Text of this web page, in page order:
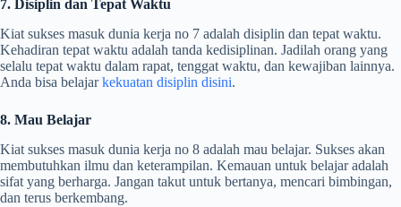
7. Disiplin dan Tepat Waktu
Kiat sukses masuk dunia kerja no 7 adalah disiplin dan tepat waktu.
Kehadiran tepat waktu adalah tanda kedisiplinan. Jadilah orang yang
selalu tepat waktu dalam rapat, tenggat waktu, dan kewajiban lainnya.
Anda bisa belajarkekuatan disiplin disini.
8. Mau Belajar
Kiat sukses masuk dunia kerja no 8 adalah mau belajar. Sukses akan
membutuhkan ilmu dan keterampilan. Kemauan untuk belajar adalah
sifat yang berharga. Jangan takut untuk bertanya, mencari bimbingan,
dan terus berkembang.